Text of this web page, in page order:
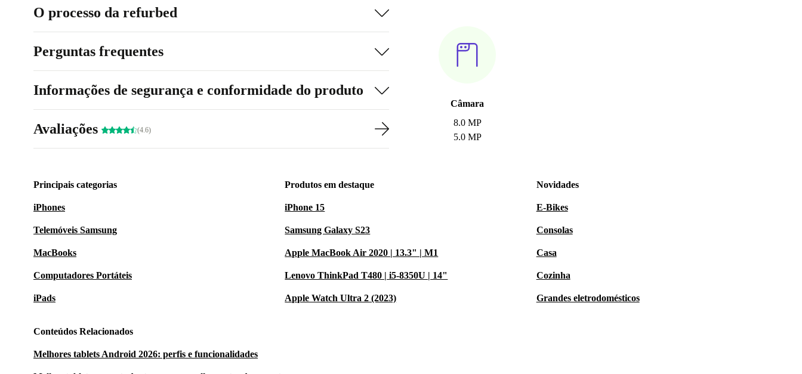
Câmara
8.0 MP
5.0 MP
O processo da refurbed
Perguntas frequentes
Informações de segurança e conformidade do produto
Avaliações (4.6)
Principais categorias
iPhones
Telemóveis Samsung
MacBooks
Computadores Portáteis
iPads
Produtos em destaque
iPhone 15
Samsung Galaxy S23
Apple MacBook Air 2020 | 13.3" | M1
Lenovo ThinkPad T480 | i5-8350U | 14"
Apple Watch Ultra 2 (2023)
Novidades
E-Bikes
Consolas
Casa
Cozinha
Grandes eletrodomésticos
Conteúdos Relacionados
Melhores tablets Android 2026: perfis e funcionalidades